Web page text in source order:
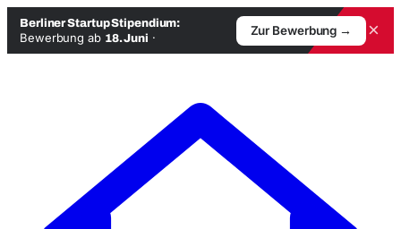
Berliner Startup Stipendium:
Bewerbung ab 18. Juni ·
Zur Bewerbung → ×